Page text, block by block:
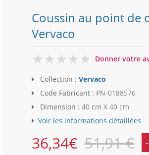
Coussin au point de
Vervaco
0
Donner votre
Collection : Vervaco
Code Fabricant : PN-0188576
Dimension : 40 cm X 40 cm
Voir les informations détaillées
36,34€ 51,91 €